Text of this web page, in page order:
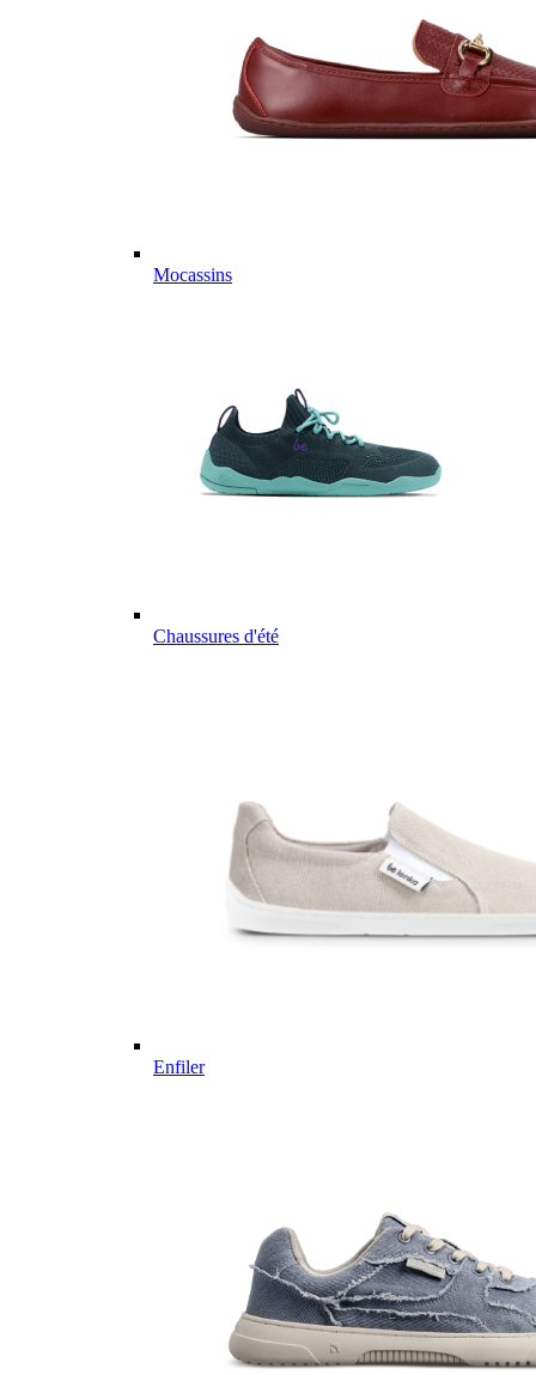
Mocassins
Chaussures d'été
Enfiler